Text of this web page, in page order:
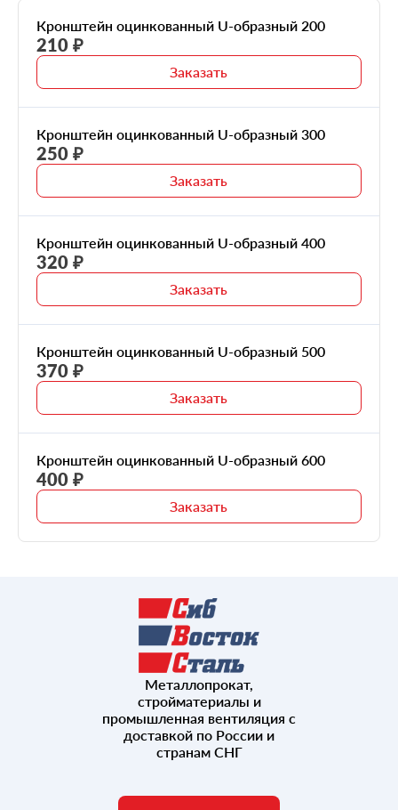
Кронштейн оцинкованный U-образный 200
210 ₽
Заказать
Кронштейн оцинкованный U-образный 300
250 ₽
Заказать
Кронштейн оцинкованный U-образный 400
320 ₽
Заказать
Кронштейн оцинкованный U-образный 500
370 ₽
Заказать
Кронштейн оцинкованный U-образный 600
400 ₽
Заказать
Металлопрокат,
стройматериалы и
промышленная вентиляция с
доставкой по России и
странам СНГ